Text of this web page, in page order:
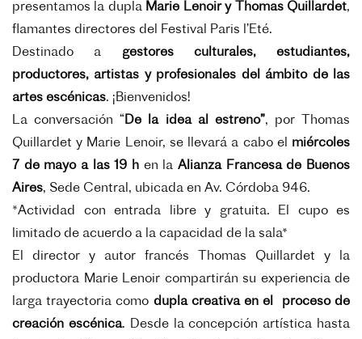
presentamos la dupla Marie Lenoir y Thomas Quillardet,
flamantes directores del Festival Paris l’Eté.
Destinado a gestores culturales, estudiantes,
productores, artistas y profesionales del ámbito de las
artes escénicas. ¡Bienvenidos!
La conversación “ De la idea al estreno”, por Thomas
Quillardet y Marie Lenoir, se llevará a cabo el miércoles
7 de mayo a las 19 h en la Alianza Francesa de Buenos
Aires, Sede Central, ubicada en Av. Córdoba 946.
*Actividad con entrada libre y gratuita. El cupo es
limitado de acuerdo a la capacidad de la sala*
El director y autor francés Thomas Quillardet y la
productora Marie Lenoir compartirán su experiencia de
larga trayectoria como dupla creativa en el proceso de
creación escénica. Desde la concepción artística hasta